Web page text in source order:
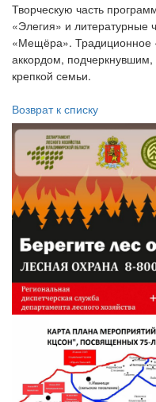
Творческую часть
«Элегия» и литературные
«Мещёра». Традиционное
аккордом,
крепкой семьи.
Возврат к списку